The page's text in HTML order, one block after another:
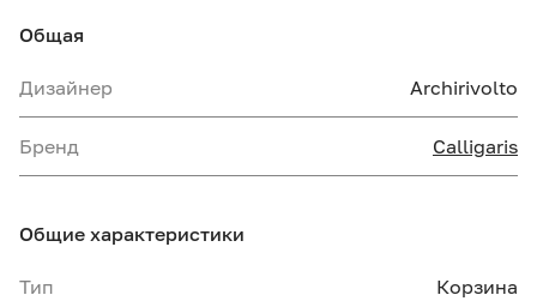
Общая
Дизайнер Archirivolto
Бренд Calligaris
Общие характеристики
Тип Корзина